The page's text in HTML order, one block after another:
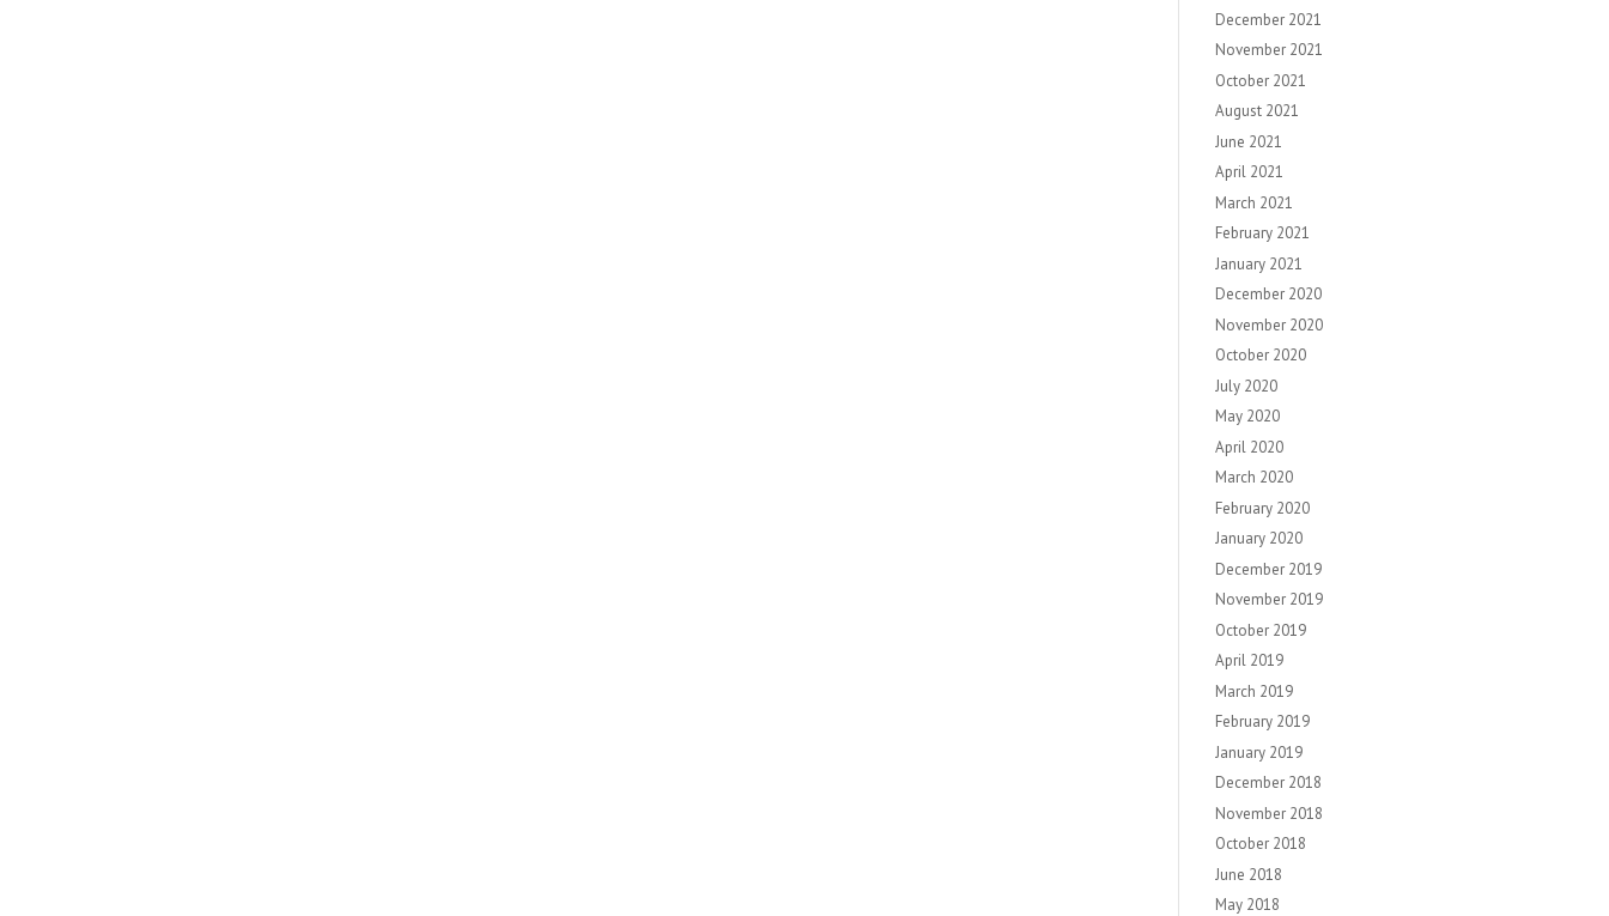
December 2021
November 2021
October 2021
August 2021
June 2021
April 2021
March 2021
February 2021
January 2021
December 2020
November 2020
October 2020
July 2020
May 2020
April 2020
March 2020
February 2020
January 2020
December 2019
November 2019
October 2019
April 2019
March 2019
February 2019
January 2019
December 2018
November 2018
October 2018
June 2018
May 2018